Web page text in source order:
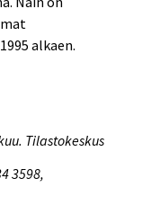
alkaen.
Tilastokeskus
3598,